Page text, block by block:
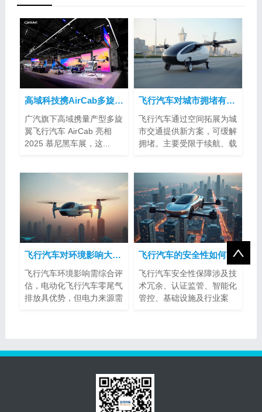
高域科技携AirCab多旋翼飞行汽车亮相2025慕尼黑车展
广汽旗下高域携量产型多旋
翼飞行汽车 AirCab 亮相
2025 慕尼黑车展，这...
飞行汽车对城市拥堵有帮助吗？
飞行汽车通过空间拓展为城
市交通提供新方案，可缓解
拥堵。主要受限于续航、载
飞行汽车对环境影响大吗？
飞行汽车环境影响需综合评
估，电动化飞行汽车零尾气
排放具优势，但电力来源需
飞行汽车的安全性如何得到保障？
飞行汽车安全性保障涉及技
术冗余、认证监管、智能化
管控、基础设施及行业案